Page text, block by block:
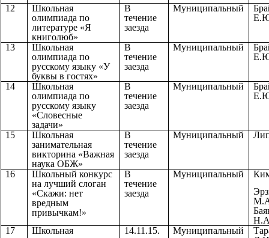
12
Школьная
олимпиада по
литературе «Я
книголюб»
В
течение
заезда
Муниципальный
13
Школьная
олимпиада по
русскому языку «У
буквы в гостях»
В
течение
заезда
Муниципальный
14
Школьная
олимпиада по
русскому языку
«Словесные
задачи»
В
течение
заезда
Муниципальный
15
Школьная
занимательная
викторина «Важная
наука ОБЖ»
В
течение
заезда
Муниципальный
16
Школьный конкурс
на лучший слоган
«Скажи: нет
вредным
привычкам!»
В
течение
заезда
Муниципальный
17
Школьная
14.11.15. Муниципальный